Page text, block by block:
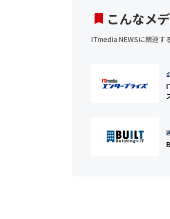
こんなメ
ITmedia NEWSに関連す